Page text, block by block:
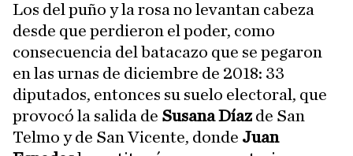
Los del puño y la rosa no levantan cabeza
desde que perdieron el poder, como
consecuencia del batacazo que se pegaron
en las urnas de diciembre de 2018: 33
diputados, entonces su suelo electoral, que
provocó la salida de Susana Díazde San
Telmo y de San Vicente, donde Juan